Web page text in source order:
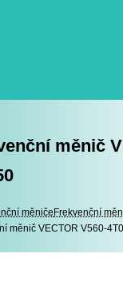
měnič
měniče Frekvenční
měnič VECTOR V560-